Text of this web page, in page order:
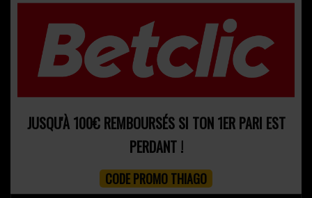
JUSQU'À 100€ REMBOURSÉS SI TON 1ER PARI EST
PERDANT !
CODE PROMO THIAGO